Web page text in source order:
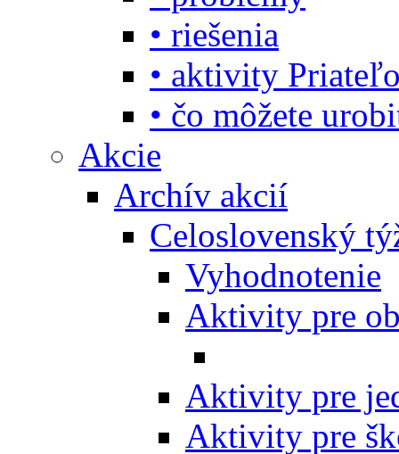
• riešenia
• aktivity
• čo môžete
Akcie
Archív akcií
Celoslovenský
Vyhodnotenie
Aktivity pre
Aktivity pre
Aktivity pre